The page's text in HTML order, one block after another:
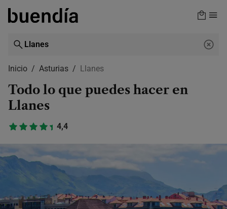
Skip
content
Inicio Asturias Llanes
Todo lo que puedes hacer en
Llanes
4,4